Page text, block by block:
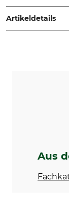
Germany,
Artikeldetails
50 heimische
Aus